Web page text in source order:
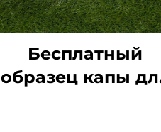
Бесплатный
образец капы